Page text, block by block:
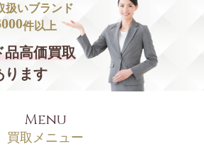
扱いブランド
件以上
品高価買取
ります
Menu
買取メニュー